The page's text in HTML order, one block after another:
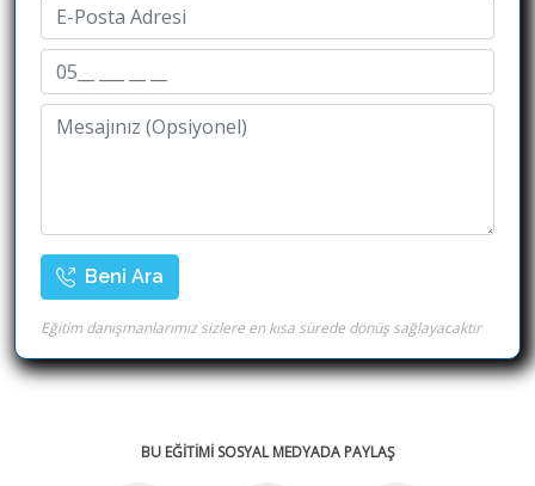
Beni Ara
Eğitim danışmanlarımız sizlere en kısa sürede dönüş sağlayacaktır
BU EĞİTİMİ SOSYAL MEDYADA PAYLAŞ